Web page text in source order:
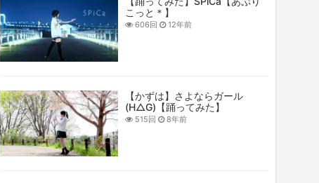
こっと＊】
606回 12年前
【かずは】さよならガール
(H△G)【踊ってみた】
515回 8年前